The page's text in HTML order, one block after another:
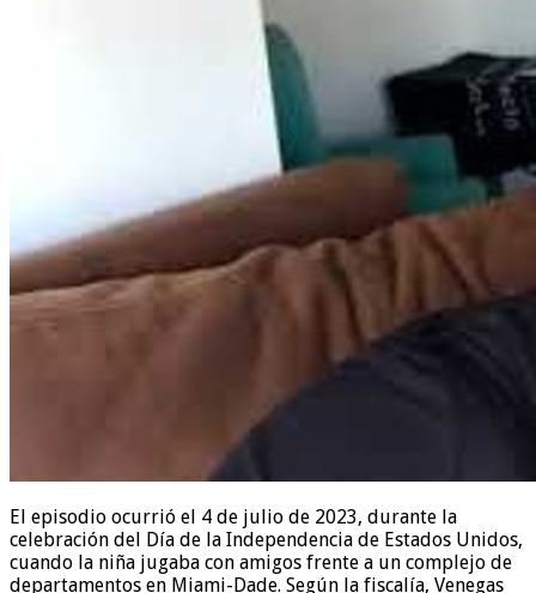
El episodio ocurrió el 4 de julio de 2023, durante la
celebración del Día de la Independencia de Estados Unidos,
cuando la niña jugaba con amigos frente a un complejo de
departamentos en Miami-Dade. Según la fiscalía, Venegas